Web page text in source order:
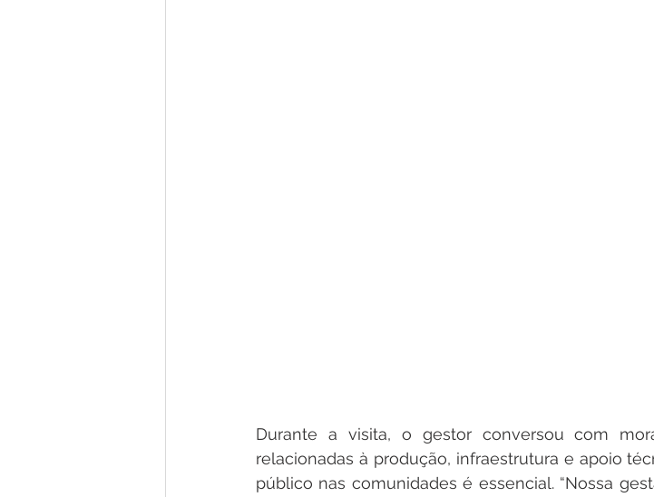
Durante a visita, o gestor conversou com
relacionadas à produção, infraestrutura e apoio
público nas comunidades é essencial. “Nossa